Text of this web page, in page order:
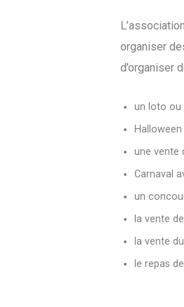
organiser
d’organiser
un loto ou
une vente
Carnaval
un
la vente
la vente
le repas